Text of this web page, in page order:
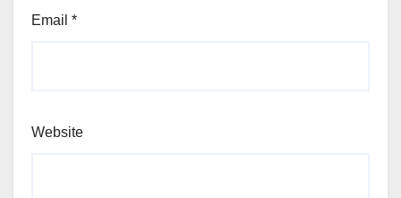
Email *
Website